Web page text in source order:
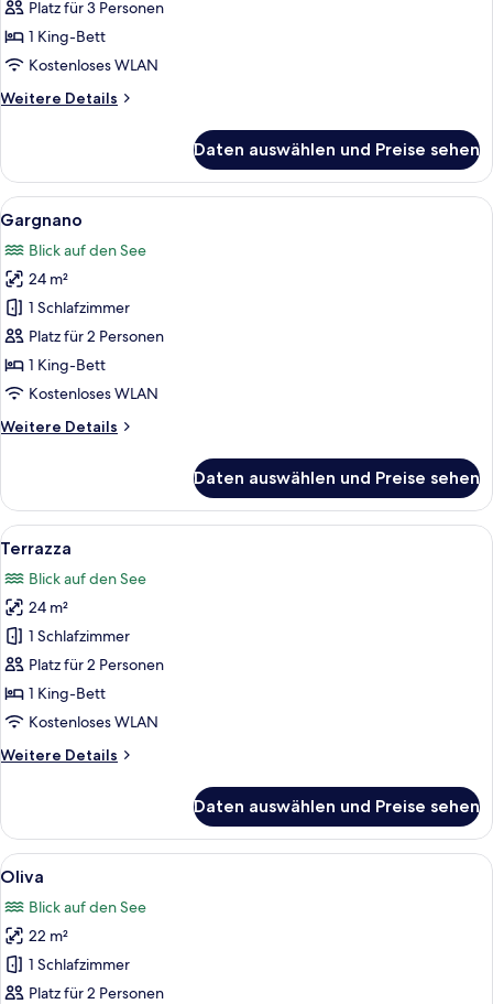
Platz für 3 Personen
1 King-Bett
Kostenloses WLAN
Weitere Details
Weitere
Daten auswählen und Preise sehen
Alle
Fotos
für
Gargnano
anzeigen
Ein Holztisch mit zwei Stühlen auf
6
Gargnano
Blick auf den See
24 m²
1 Schlafzimmer
Platz für 2 Personen
1 King-Bett
Kostenloses WLAN
Weitere Details
Weitere
Daten auswählen und Preise sehen
Alle
Fotos
für
Terrazza
anzeigen
Eine Küstenansicht mit einem Berg
7
Terrazza
Blick auf den See
24 m²
1 Schlafzimmer
Platz für 2 Personen
1 King-Bett
Kostenloses WLAN
Weitere Details
Weitere
Daten auswählen und Preise sehen
Alle
Fotos
für
Oliva
anzeigen
Ein modernes Hotelzimmer mit
7
Oliva
Blick auf den See
22 m²
1 Schlafzimmer
Platz für 2 Personen